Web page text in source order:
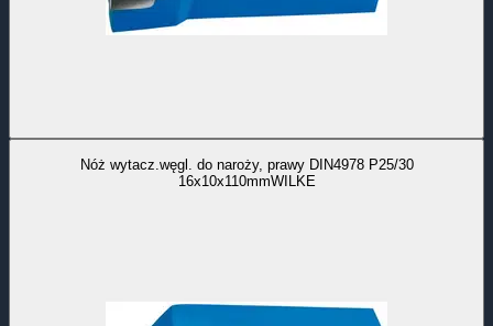
Nóż wytacz.węgl. do naroży, prawy DIN4978 P25/30
16x10x110mmWILKE